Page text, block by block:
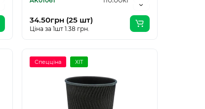
34.50грн (25 шт)
Ціна за 1шт 1.38 грн.
Спецціна ХІТ